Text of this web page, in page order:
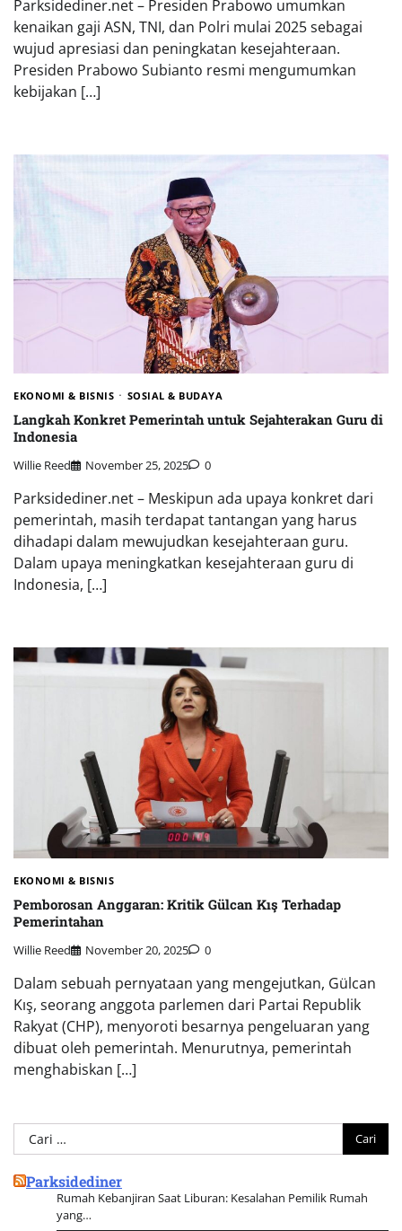
Parksidediner.net – Presiden Prabowo umumkan
kenaikan gaji ASN, TNI, dan Polri mulai 2025 sebagai
wujud apresiasi dan peningkatan kesejahteraan.
Presiden Prabowo Subianto resmi mengumumkan
kebijakan […]
EKONOMI & BISNIS SOSIAL & BUDAYA
Langkah Konkret Pemerintah untuk Sejahterakan Guru di
Indonesia
Willie Reed November 25, 2025 0
Parksidediner.net – Meskipun ada upaya konkret dari
pemerintah, masih terdapat tantangan yang harus
dihadapi dalam mewujudkan kesejahteraan guru.
Dalam upaya meningkatkan kesejahteraan guru di
Indonesia, […]
EKONOMI & BISNIS
Pemborosan Anggaran: Kritik Gülcan Kış Terhadap
Pemerintahan
Willie Reed November 20, 2025 0
Dalam sebuah pernyataan yang mengejutkan, Gülcan
Kış, seorang anggota parlemen dari Partai Republik
Rakyat (CHP), menyoroti besarnya pengeluaran yang
dibuat oleh pemerintah. Menurutnya, pemerintah
menghabiskan […]
Cari
untuk:
Parksidediner
Rumah Kebanjiran Saat Liburan: Kesalahan Pemilik Rumah
yang…